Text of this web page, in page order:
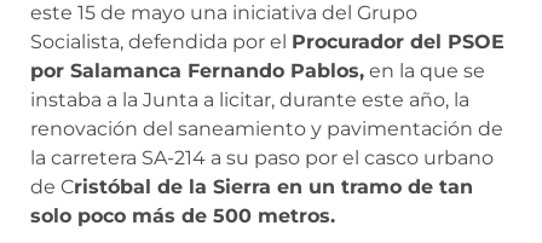
este 15 de mayo una iniciativa del Grupo
Socialista, defendida por el Procurador del PSOE
por Salamanca Fernando Pablos, en la que se
instaba a la Junta a licitar, durante este año, la
renovación del saneamiento y pavimentación de
la carretera SA-214 a su paso por el casco urbano
de Cristóbal de la Sierra en un tramo de tan
solo poco más de 500 metros.